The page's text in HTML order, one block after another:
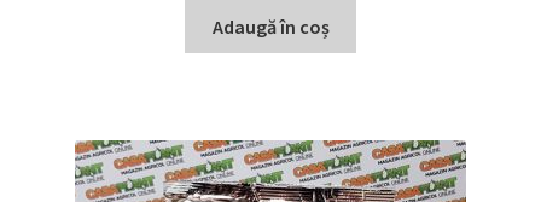
Adaugă în coș